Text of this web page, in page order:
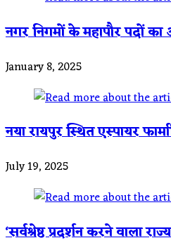
नगर निगमों के महापौर पदों
January 8, 2025
नया रायपुर स्थित एस्पायर
July 19, 2025
‘सर्वश्रेष्ठ प्रदर्शन करने वाला